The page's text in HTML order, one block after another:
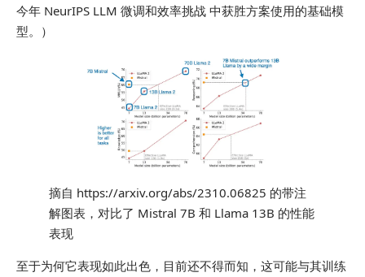
今年 NeurIPS LLM 微调和效率挑战 中获胜方案使用的基础模
型。）
摘自 https://arxiv.org/abs/2310.06825 的带注
解图表，对比了 Mistral 7B 和 Llama 13B 的性能
表现
至于为何它表现如此出色，目前还不得而知，这可能与其训练